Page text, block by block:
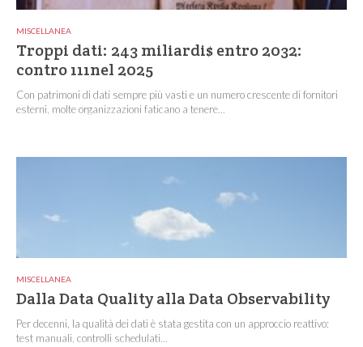
MISCELLANEA
Troppi dati: 243 miliardi$ entro 2032:
contro 111nel 2025
Con patrimoni di dati sempre più vasti e un numero crescente di fornitori
esterni, molte organizzazioni faticano a tenere...
MISCELLANEA
Dalla Data Quality alla Data Observability
Per decenni, la qualità dei dati è stata gestita con un approccio reattivo:
test manuali, controlli schedulati...